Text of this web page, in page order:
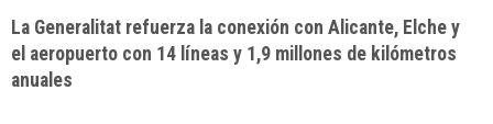
La Generalitat refuerza la conexión con Alicante, Elche y
el aeropuerto con 14 líneas y 1,9 millones de kilómetros
anuales